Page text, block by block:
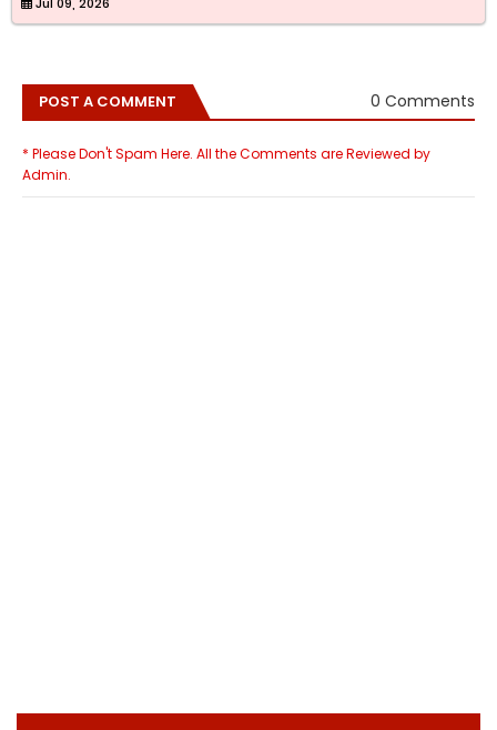
POST A COMMENT 0 Comments
* Please Don't Spam Here. All the Comments are Reviewed by
Admin.